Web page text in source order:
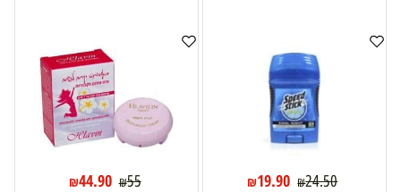
₪24.50
₪19.90
₪55
₪44.90